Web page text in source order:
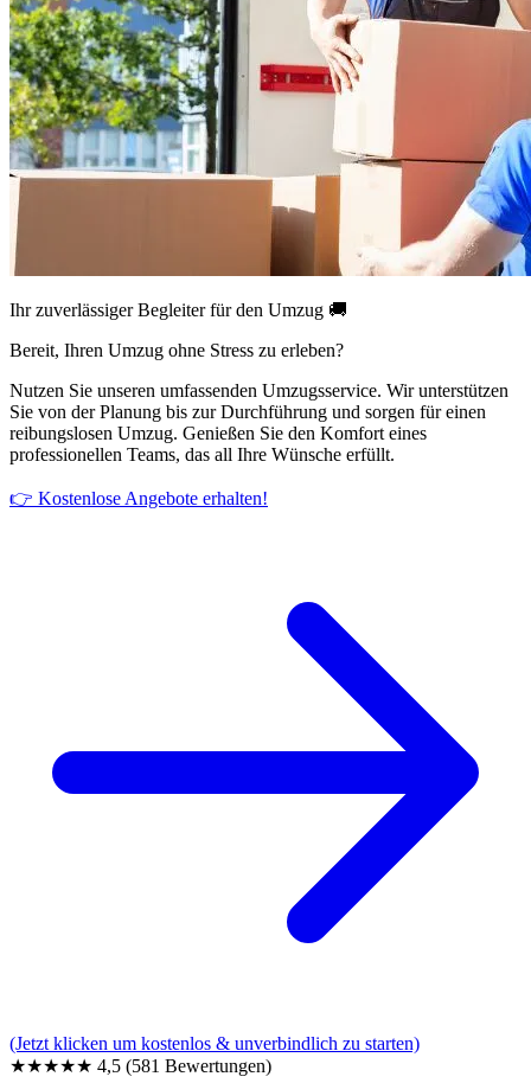
Ihr zuverlässiger Begleiter für den Umzug 🚚
Bereit, Ihren Umzug ohne Stress zu erleben?
Nutzen Sie unseren umfassenden Umzugsservice. Wir unterstützen
Sie von der Planung bis zur Durchführung und sorgen für einen
reibungslosen Umzug. Genießen Sie den Komfort eines
professionellen Teams, das all Ihre Wünsche erfüllt.
👉 Kostenlose Angebote erhalten!
(Jetzt klicken um kostenlos & unverbindlich zu starten)
★★★★★ 4,5 (581 Bewertungen)